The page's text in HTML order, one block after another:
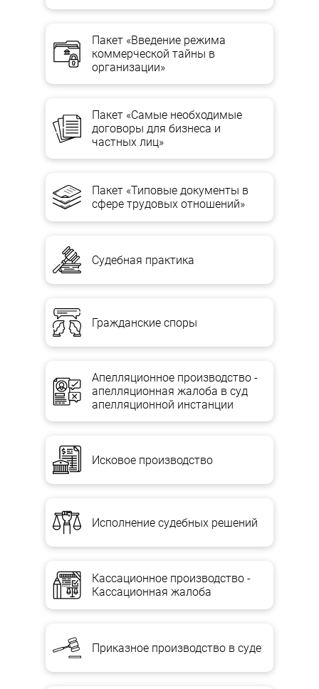
Пакет «Введение режима
коммерческой тайны в
организации»
Пакет «Самые необходимые
договоры для бизнеса и
частных лиц»
Пакет «Типовые документы в
сфере трудовых отношений»
Судебная практика
Гражданские споры
Апелляционное производство -
апелляционная жалоба в суд
апелляционной инстанции
Исковое производство
Исполнение судебных решений
Кассационное производство -
Кассационная жалоба
Приказное производство в суде